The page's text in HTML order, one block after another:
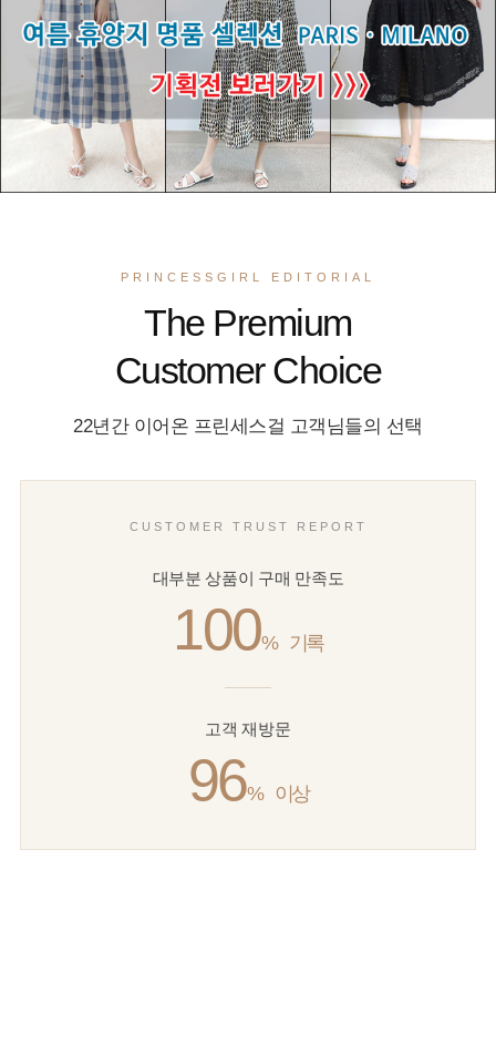
PRINCESSGIRL EDITORIAL
The Premium
Customer Choice
22년간 이어온 프린세스걸 고객님들의 선택
CUSTOMER TRUST REPORT
대부분 상품이 구매 만족도
100% 기록
고객 재방문
96% 이상